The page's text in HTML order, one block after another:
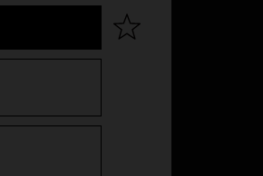
Lägg till i favoriter